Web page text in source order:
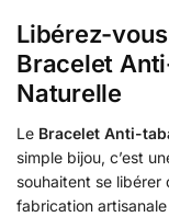
Libérez-
Bracelet
Naturelle
Le Bracelet Anti-
simple bijou, c’est
souhaitent se
fabrication